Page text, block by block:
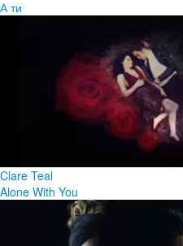
А ти
Clare Teal
Alone With You